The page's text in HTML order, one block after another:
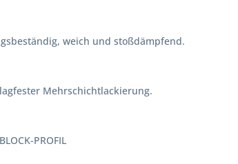
weich und stoßdämpfend.
Mehrschichtlackierung.
PROFIL